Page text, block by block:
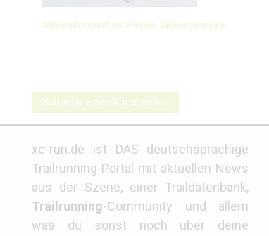
Alternativsport im Winter: Skibergsteigen
Schreibe einen Kommentar
xc-run.de ist DAS deutschsprachige
Trailrunning-Portal mit aktuellen News
aus der Szene, einer Traildatenbank,
Trailrunning-Community und allem
was du sonst noch über deine